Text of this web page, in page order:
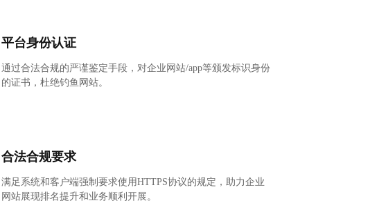
平台身份认证
通过合法合规的严谨鉴定手段，对企业网站/app等颁发标识身份
的证书，杜绝钓鱼网站。
合法合规要求
满足系统和客户端强制要求使用HTTPS协议的规定，助力企业
网站展现排名提升和业务顺利开展。